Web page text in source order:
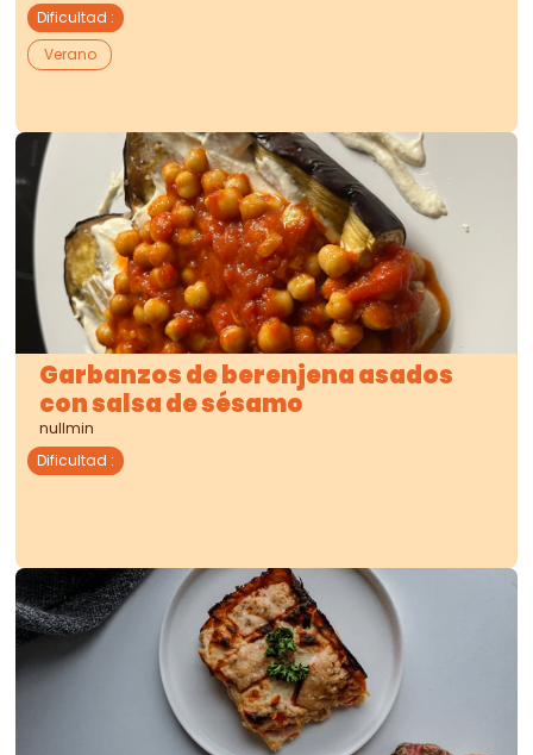
Dificultad :
Verano
Garbanzos de berenjena asados
con salsa de sésamo
nullmin
Dificultad :